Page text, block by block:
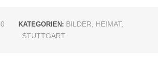
KATEGORIEN: BILDER HEIMAT,
STUTTGART